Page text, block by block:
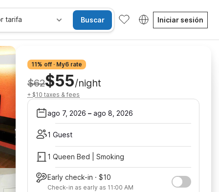
tarifa Buscar Iniciar sesión
11% off · My6 rate
$62$55/night
+ $10 taxes & fees
ago 7, 2026 – ago 8, 2026
1 Guest
1 Queen Bed | Smoking
Early check-in · $10
Check-in as early as 11:00 AM